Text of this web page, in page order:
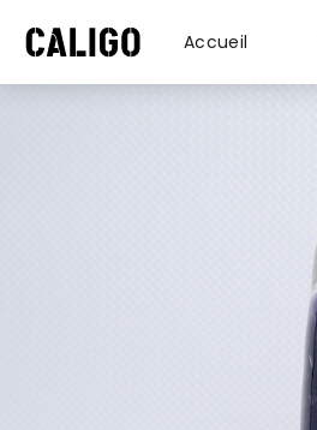
Accueil